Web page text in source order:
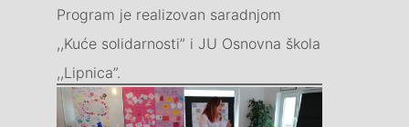
Program je realizovan saradnjom
,,Kuće solidarnosti” i JU Osnovna škola
,,Lipnica”.